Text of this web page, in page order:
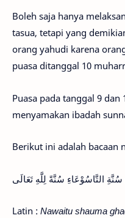
Boleh saja hanya
tasua, tetapi yang
orang yahudi karena
puasa ditanggal 10
Puasa pada tanggal 9
menyamakan ibadah
Berikut ini adalah bacaan
التَّاسُوْعَاءِ سُنَّةً لِلَّهِ تَعَالَى
Latin : Nawaitu shauma